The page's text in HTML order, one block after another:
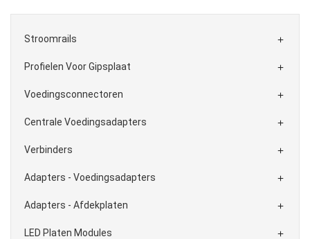
Stroomrails 
Profielen Voor Gipsplaat 
Voedingsconnectoren 
Centrale Voedingsadapters 
Verbinders 
Adapters - Voedingsadapters 
Adapters - Afdekplaten 
LED Platen Modules 